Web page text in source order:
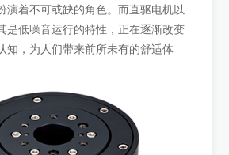
演着不可或缺的角色。而直驱电机以
是低噪音运行的特性，正在逐渐改变
知，为人们带来前所未有的舒适体